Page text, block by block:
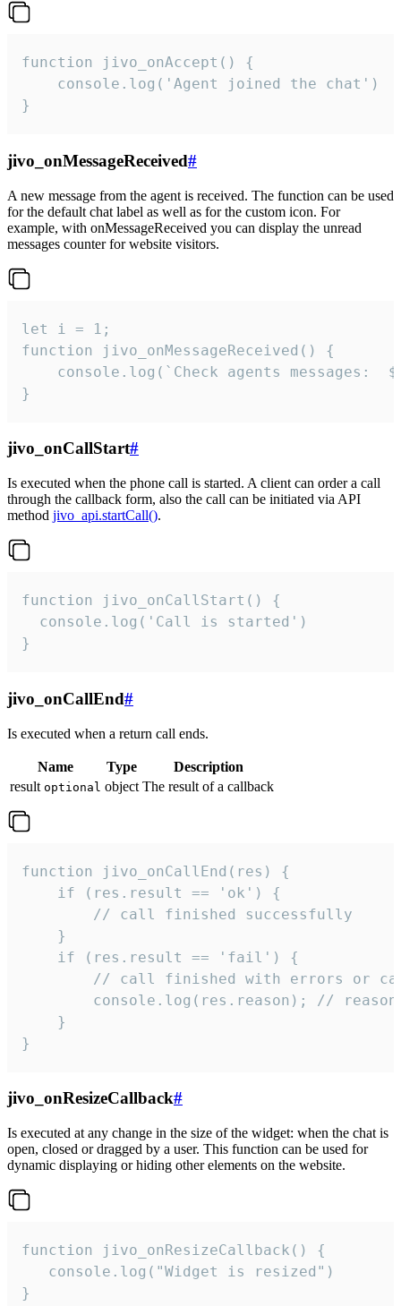
function jivo_onAccept() {
}
jivo_onMessageReceived#
A new message from the agent is received. The function can be used
for the default chat label as well as for the custom icon. For
example, with onMessageReceived you can display the unread
messages counter for website visitors.
let i = 1;
function jivo_onMessageReceived() {
}
jivo_onCallStart#
Is executed when the phone call is started. A client can order a call
through the callback form, also the call can be initiated via API
method jivo_api.startCall().
function jivo_onCallStart() {
  console.log('Call is started')
}
jivo_onCallEnd#
Is executed when a return call ends.
Name Type
Description
result optional object The result of a callback
function jivo_onCallEnd(res) {
    if (res.result == 'ok') {
        // call finished successfully
    }
    if (res.result == 'fail') {
// call finished with errors or
console.log(res.reason); //
    }
}
jivo_onResizeCallback#
Is executed at any change in the size of the widget: when the chat is
open, closed or dragged by a user. This function can be used for
dynamic displaying or hiding other elements on the website.
function jivo_onResizeCallback() {
   console.log("Widget is resized")
}